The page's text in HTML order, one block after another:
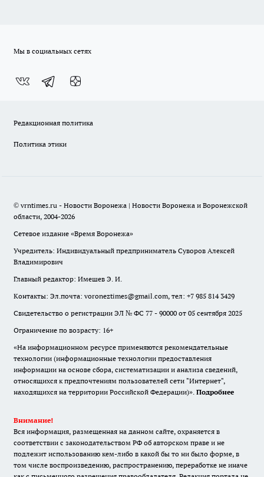
Мы в социальных сетях
Редакционная политика
Политика этики
© vrntimes.ru - Новости Воронежа | Новости Воронежа и Воронежской
области, 2004-2026
Сетевое издание «Время Воронежа»
Учредитель: Индивидуальный предприниматель Суворов Алексей
Владимирович
Главный редактор: Имешев Э. И.
Контакты: Эл.почта: voroneztimes@gmail.com, тел: +7 985 814 3429
Свидетельство о регистрации ЭЛ № ФС 77 - 90000 от 05 сентября 2025
Ограничение по возрасту: 16+
«На информационном ресурсе применяются рекомендательные
технологии (информационные технологии предоставления
информации на основе сбора, систематизации и анализа сведений,
относящихся к предпочтениям пользователей сети "Интернет",
находящихся на территории Российской Федерации)». Подробнее
Внимание!
Вся информация, размещенная на данном сайте, охраняется в
соответствии с законодательством РФ об авторском праве и не
подлежит использованию кем-либо в какой бы то ни было форме, в
том числе воспроизведению, распространению, переработке не иначе